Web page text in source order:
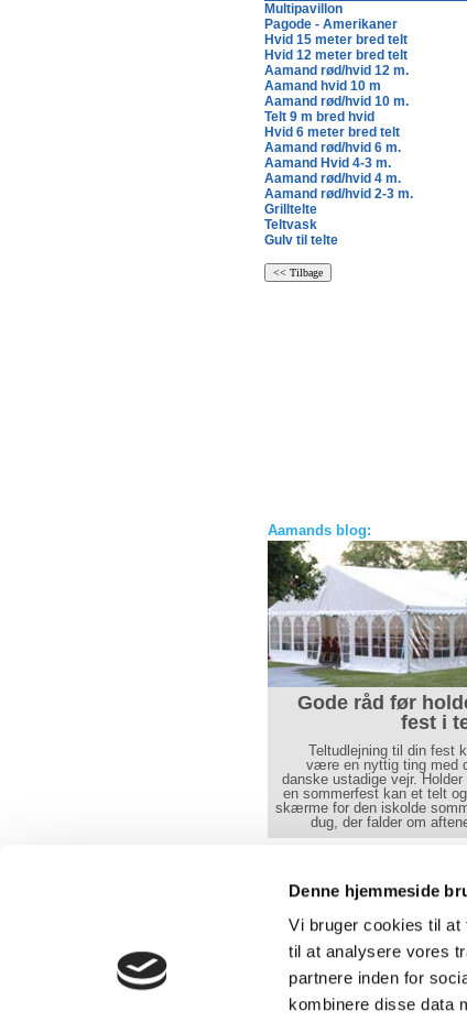
Denne hjemmeside
Vi bruger cookies til at
til at analysere vores
partnere inden for
kombinere disse data
Multipavillon
Pagode - Amerikaner
Hvid 15 meter bred telt
Hvid 12 meter bred telt
Aamand rød/hvid 12 m.
Aamand hvid 10 m
Aamand rød/hvid 10 m.
Telt 9 m bred hvid
Hvid 6 meter bred telt
Aamand rød/hvid 6 m.
Aamand Hvid 4-3 m.
Aamand rød/hvid 4 m.
Aamand rød/hvid 2-3 m.
Grilltelte
Teltvask
Gulv til telte
Aamands blog:
Over 30 års erfaring med
telte, borde, stole og service.
Gode råd før
fest i
Teltudlejning til din fest
være en nyttig ting med
danske ustadige vejr. Holder
en sommerfest kan et telt
skærme for den iskolde
dug, der falder om